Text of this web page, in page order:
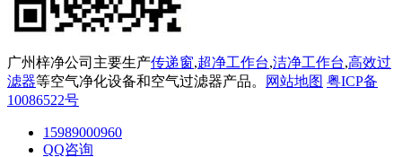
广州梓净公司主要生产传递窗,超净工作台,洁净工作台,高效过
滤器等空气净化设备和空气过滤器产品。 网站地图 粤ICP备
10086522号
15989000960
QQ咨询